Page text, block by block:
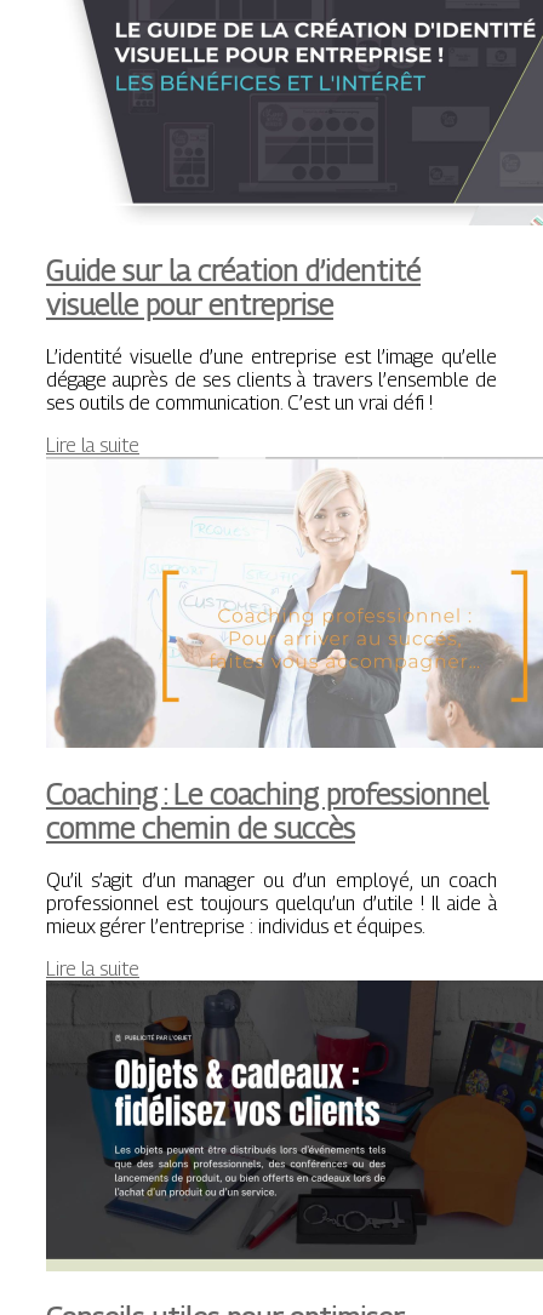
Guide sur la création d’identité
visuelle pour entreprise
L’identité visuelle d’une entreprise est l’image qu’elle
dégage auprès de ses clients à travers l’ensemble de
ses outils de communication. C’est un vrai défi !
Lire la suite
Coaching : Le coaching professionnel
comme chemin de succès
Qu’il s’agit d’un manager ou d’un employé, un coach
professionnel est toujours quelqu’un d’utile ! Il aide à
mieux gérer l’entreprise : individus et équipes.
Lire la suite